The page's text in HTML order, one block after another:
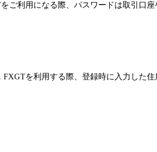
ご利用になる際、パスワードは取引口
を利用する際、登録時に入力した